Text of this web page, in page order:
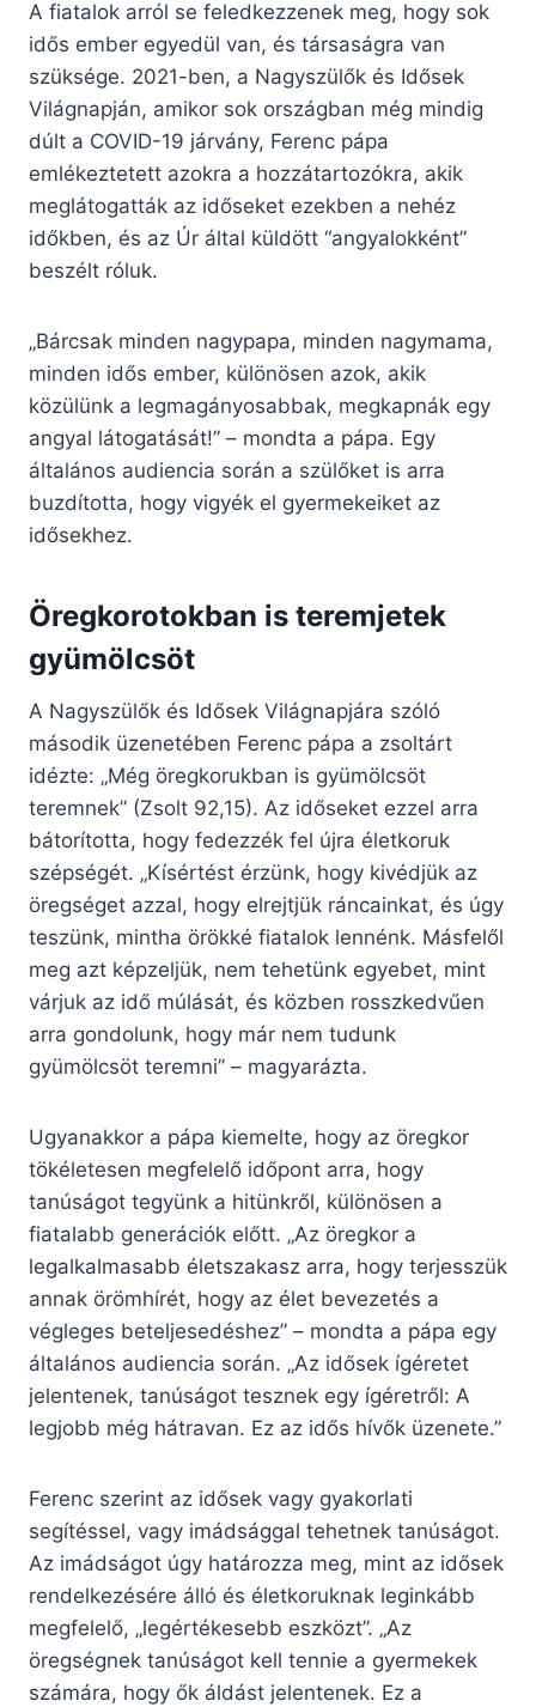
A fiatalok arról se feledkezzenek meg, hogy sok
idős ember egyedül van, és társaságra van
szüksége. 2021-ben, a Nagyszülők és Idősek
Világnapján, amikor sok országban még mindig
dúlt a COVID-19 járvány, Ferenc pápa
emlékeztetett azokra a hozzátartozókra, akik
meglátogatták az időseket ezekben a nehéz
időkben, és az Úr által küldött “angyalokként”
beszélt róluk.
„Bárcsak minden nagypapa, minden nagymama,
minden idős ember, különösen azok, akik
közülünk a legmagányosabbak, megkapnák egy
angyal látogatását!” – mondta a pápa. Egy
általános audiencia során a szülőket is arra
buzdította, hogy vigyék el gyermekeiket az
idősekhez.
Öregkorotokban is teremjetek
gyümölcsöt
A Nagyszülők és Idősek Világnapjára szóló
második üzenetében Ferenc pápa a zsoltárt
idézte: „Még öregkorukban is gyümölcsöt
teremnek” (Zsolt 92,15). Az időseket ezzel arra
bátorította, hogy fedezzék fel újra életkoruk
szépségét. „Kísértést érzünk, hogy kivédjük az
öregséget azzal, hogy elrejtjük ráncainkat, és úgy
teszünk, mintha örökké fiatalok lennénk. Másfelől
meg azt képzeljük, nem tehetünk egyebet, mint
várjuk az idő múlását, és közben rosszkedvűen
arra gondolunk, hogy már nem tudunk
gyümölcsöt teremni” – magyarázta.
Ugyanakkor a pápa kiemelte, hogy az öregkor
tökéletesen megfelelő időpont arra, hogy
tanúságot tegyünk a hitünkről, különösen a
fiatalabb generációk előtt. „Az öregkor a
legalkalmasabb életszakasz arra, hogy terjesszük
annak örömhírét, hogy az élet bevezetés a
végleges beteljesedéshez” – mondta a pápa egy
általános audiencia során. „Az idősek ígéretet
jelentenek, tanúságot tesznek egy ígéretről: A
legjobb még hátravan. Ez az idős hívők üzenete.”
Ferenc szerint az idősek vagy gyakorlati
segítéssel, vagy imádsággal tehetnek tanúságot.
Az imádságot úgy határozza meg, mint az idősek
rendelkezésére álló és életkoruknak leginkább
megfelelő, „legértékesebb eszközt”. „Az
öregségnek tanúságot kell tennie a gyermekek
számára, hogy ők áldást jelentenek. Ez a